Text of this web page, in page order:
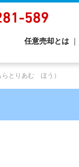
任意売却とは
らとりあむ ほう）